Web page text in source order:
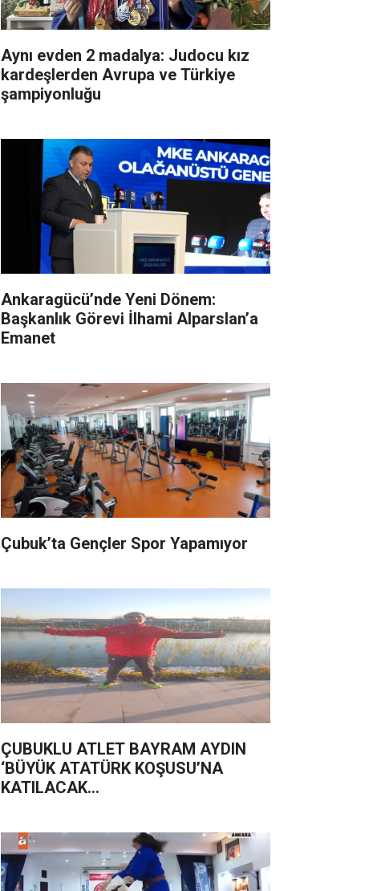
Aynı evden 2 madalya: Judocu kız
kardeşlerden Avrupa ve Türkiye
şampiyonluğu
Ankaragücü’nde Yeni Dönem:
Başkanlık Görevi İlhami Alparslan’a
Emanet
Çubuk’ta Gençler Spor Yapamıyor
ÇUBUKLU ATLET BAYRAM AYDIN
‘BÜYÜK ATATÜRK KOŞUSU’NA
KATILACAK...